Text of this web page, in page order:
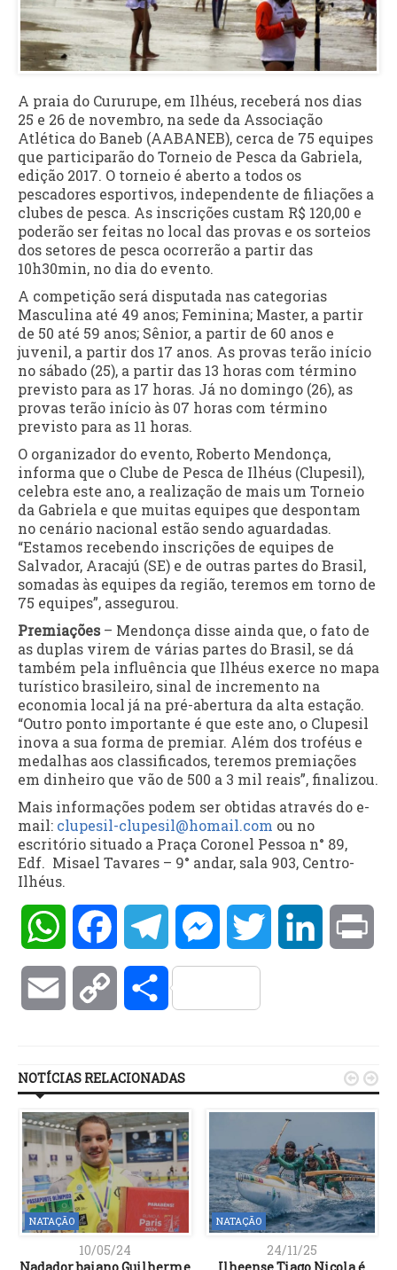
A praia do Cururupe, em Ilhéus, receberá nos dias
25 e 26 de novembro, na sede da Associação
Atlética do Baneb (AABANEB), cerca de 75 equipes
que participarão do Torneio de Pesca da Gabriela,
edição 2017. O torneio é aberto a todos os
pescadores esportivos, independente de filiações a
clubes de pesca. As inscrições custam R$ 120,00 e
poderão ser feitas no local das provas e os sorteios
dos setores de pesca ocorrerão a partir das
10h30min, no dia do evento.
A competição será disputada nas categorias
Masculina até 49 anos; Feminina; Master, a partir
de 50 até 59 anos; Sênior, a partir de 60 anos e
juvenil, a partir dos 17 anos. As provas terão início
no sábado (25), a partir das 13 horas com término
previsto para as 17 horas. Já no domingo (26), as
provas terão início às 07 horas com término
previsto para as 11 horas.
O organizador do evento, Roberto Mendonça,
informa que o Clube de Pesca de Ilhéus (Clupesil),
celebra este ano, a realização de mais um Torneio
da Gabriela e que muitas equipes que despontam
no cenário nacional estão sendo aguardadas.
“Estamos recebendo inscrições de equipes de
Salvador, Aracajú (SE) e de outras partes do Brasil,
somadas às equipes da região, teremos em torno de
75 equipes”, assegurou.
Premiações – Mendonça disse ainda que, o fato de
as duplas virem de várias partes do Brasil, se dá
também pela influência que Ilhéus exerce no mapa
turístico brasileiro, sinal de incremento na
economia local já na pré-abertura da alta estação.
“Outro ponto importante é que este ano, o Clupesil
inova a sua forma de premiar. Além dos troféus e
medalhas aos classificados, teremos premiações
em dinheiro que vão de 500 a 3 mil reais”, finalizou.
Mais informações podem ser obtidas através do e-
mail: clupesil-clupesil@homail.com ou no
escritório situado a Praça Coronel Pessoa n° 89,
Edf. Misael Tavares – 9° andar, sala 903, Centro-
Ilhéus.
WhatsAppFacebookTelegramMessengerTwitter LinkedIn
Email Copy Compartilhar
NOTÍCIAS RELACIONADAS
NATAÇÃO
10/05/24
NATAÇÃO
24/11/25
 